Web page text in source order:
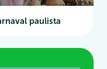
paulista